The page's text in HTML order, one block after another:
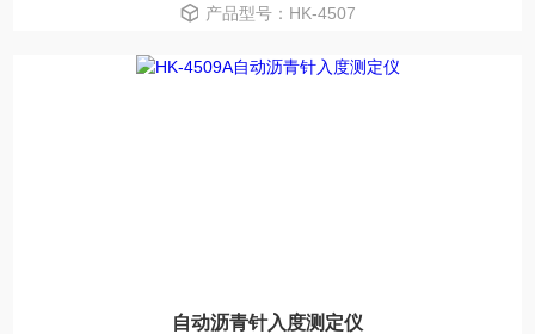
产品型号：HK-4507
自动沥青针入度测定仪